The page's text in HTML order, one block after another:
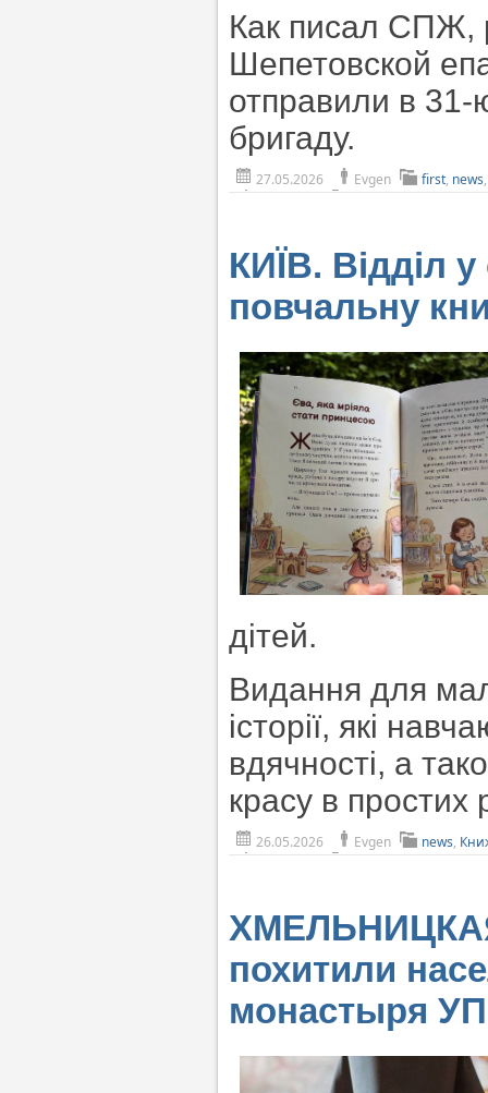
Как писал СПЖ,
Шепетовской
отправили в
бригаду.
27.05.2026 Evgen first, news
КИЇВ. Відділ у
повчальну
дітей.
Видання для
історії, які
вдячності, а
красу в простих
26.05.2026 Evgen news,
похитили
монастыря